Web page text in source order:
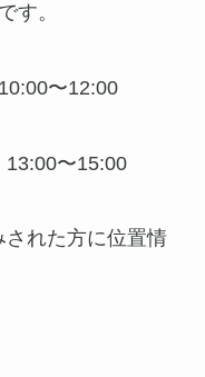
す。
〜12:00
れた方に位置情